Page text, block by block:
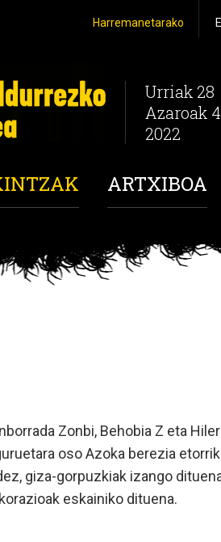
Harremanetarako
Urriak 28
Azaroak 4
2022
ARTXIBOA
Zonbi, Behobia Z eta
oso Azoka berezia
giza-gorpuzkiak izango
eskainiko dituena.